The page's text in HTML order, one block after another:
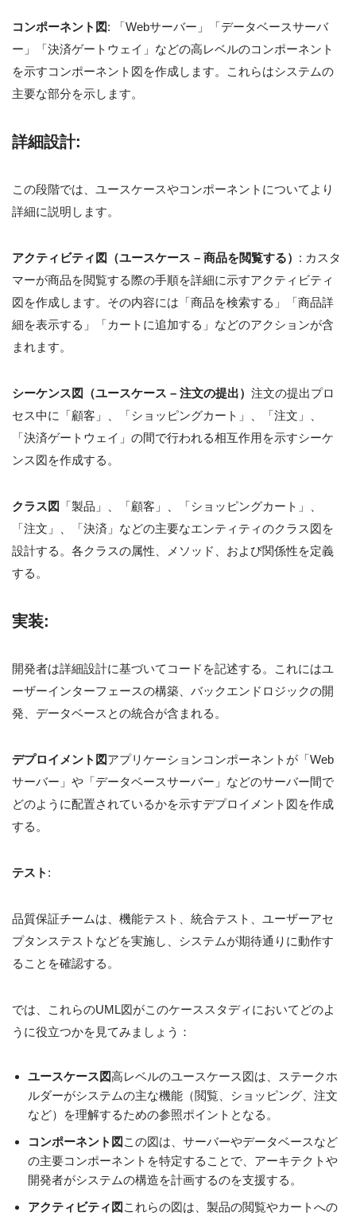
コンポーネント図: 「Webサーバー」「データベースサーバ
ー」「決済ゲートウェイ」などの高レベルのコンポーネント
を示すコンポーネント図を作成します。これらはシステムの
主要な部分を示します。
詳細設計:
この段階では、ユースケースやコンポーネントについてより
詳細に説明します。
アクティビティ図（ユースケース – 商品を閲覧する） : カスタ
マーが商品を閲覧する際の手順を詳細に示すアクティビティ
図を作成します。その内容には「商品を検索する」「商品詳
細を表示する」「カートに追加する」などのアクションが含
まれます。
シーケンス図（ユースケース – 注文の提出） 注文の提出プロ
セス中に「顧客」、「ショッピングカート」、「注文」、
「決済ゲートウェイ」の間で行われる相互作用を示すシーケ
ンス図を作成する。
クラス図
「製品」、「顧客」、「ショッピングカート」、
「注文」、「決済」などの主要なエンティティのクラス図を
設計する。各クラスの属性、メソッド、および関係性を定義
する。
実装:
開発者は詳細設計に基づいてコードを記述する。これにはユ
ーザーインターフェースの構築、バックエンドロジックの開
発、データベースとの統合が含まれる。
デプロイメント図アプリケーションコンポーネントが「Web
サーバー」や「データベースサーバー」などのサーバー間で
どのように配置されているかを示すデプロイメント図を作成
する。
テスト :
品質保証チームは、機能テスト、統合テスト、ユーザーアセ
プタンステストなどを実施し、システムが期待通りに動作す
ることを確認する。
では、これらのUML図がこのケーススタディにおいてどのよ
うに役立つかを見てみましょう：
ユースケース図高レベルのユースケース図は、ステークホ
ルダーがシステムの主な機能（閲覧、ショッピング、注文
など）を理解するための参照ポイントとなる。
コンポーネント図 この図は、サーバーやデータベースなど
の主要コンポーネントを特定することで、アーキテクトや
開発者がシステムの構造を計画するのを支援する。
アクティビティ図 これらの図は、製品の閲覧やカートへの